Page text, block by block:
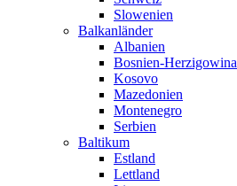
Slowenien
Balkanländer
Albanien
Bosnien-Herzigowina
Kosovo
Mazedonien
Montenegro
Serbien
Baltikum
Estland
Lettland